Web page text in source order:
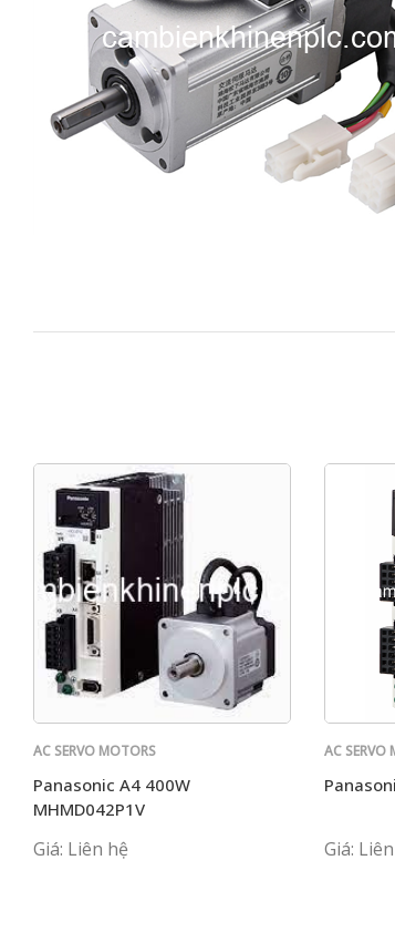
AC SERVO MOTORS
Panasonic A4 400W
MHMD042P1V
Giá: Liên hệ
AC SERVO
Giá: